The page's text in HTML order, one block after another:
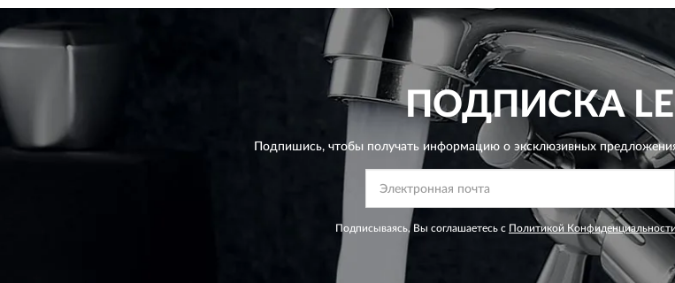
ПОДПИСКА
Подпишись, чтобы получать информацию о эксклюзивных
Подписываясь, Вы соглашаетесь с Политикой